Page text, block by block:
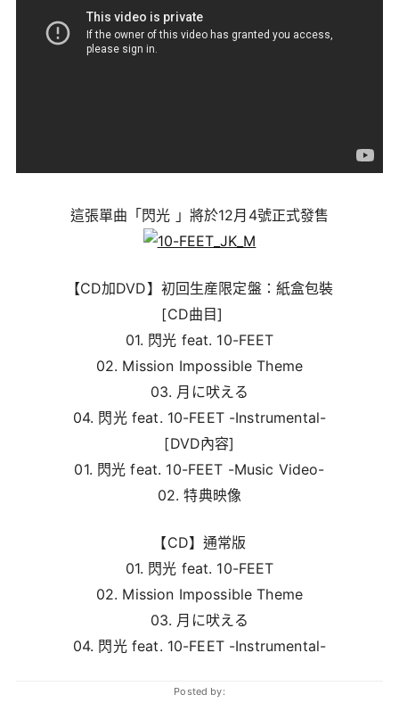
這張單曲「閃光 」將於12月4號正式發售
【CD加DVD】初回生産限定盤：紙盒包裝
[CD曲目]
01. 閃光 feat. 10-FEET
02. Mission Impossible Theme
03. 月に吠える
04. 閃光 feat. 10-FEET -Instrumental-
[DVD內容]
01. 閃光 feat. 10-FEET -Music Video-
02. 特典映像
【CD】通常版
01. 閃光 feat. 10-FEET
02. Mission Impossible Theme
03. 月に吠える
04. 閃光 feat. 10-FEET -Instrumental-
Posted by: